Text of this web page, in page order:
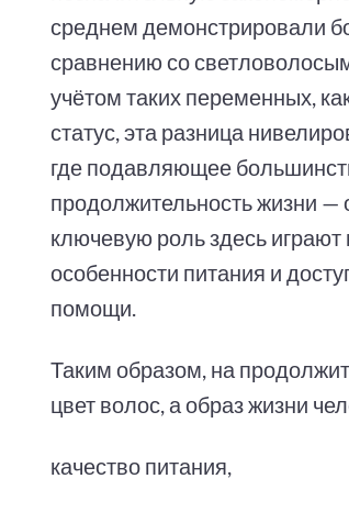
среднем демонстрировали
сравнению со
учётом таких переменных,
статус, эта разница
где подавляющее
продолжительность жизни
ключевую роль здесь играют
особенности питания и
помощи.
Таким образом, на
цвет волос, а образ жизни
качество питания,